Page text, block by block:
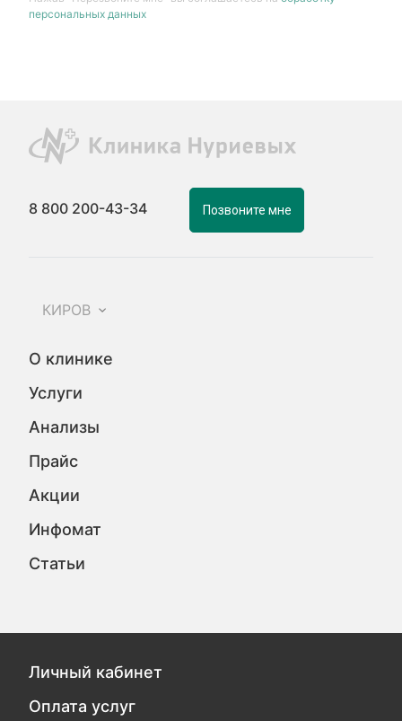
персональных данных
8 800 200-43-34 Позвоните мне
КИРОВ
О клинике
Услуги
Анализы
Прайс
Акции
Инфомат
Статьи
Личный кабинет
Оплата услуг